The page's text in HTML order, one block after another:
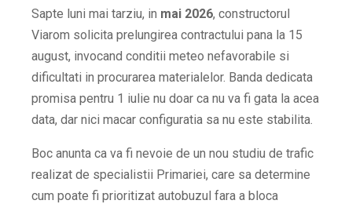
Sapte luni mai tarziu, in mai 2026, constructorul
Viarom solicita prelungirea contractului pana la 15
august, invocand conditii meteo nefavorabile si
dificultati in procurarea materialelor. Banda dedicata
promisa pentru 1 iulie nu doar ca nu va fi gata la acea
data, dar nici macar configuratia sa nu este stabilita.
Boc anunta ca va fi nevoie de un nou studiu de trafic
realizat de specialistii Primariei, care sa determine
cum poate fi prioritizat autobuzul fara a bloca